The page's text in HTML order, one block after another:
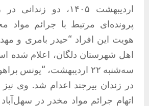
اردیبهشت ۱۴۰۵، دو
پرونده‌ای مرتبط با جرائم مواد
هویت این افراد “حیدر بامری و
اهل شهرستان دلگان، اعلام شده
سه‌شنبه ۲۲ اردیبهشت‌، “یونس
اتهام جرائم مواد مخدر در